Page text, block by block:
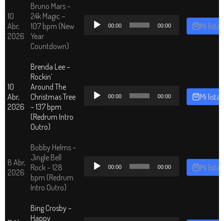
10
Abr,
2026
Bruno Mars –
24k Magic –
107 bpm (New
Year
Countdown)
Reproductor
00:00 00:00 Mi lista
10
Abr,
2026
Brenda Lee –
Rockin’
Around The
Christmas Tree
– 137 bpm
(Redrum Intro
Outro)
Reproductor
00:00 00:00 Mi lista
8 Abr,
2026
Bobby Helms –
Jingle Bell
Rock – 128
bpm (Redrum
Intro Outro)
Reproductor
00:00 00:00 Mi lista
Bing Crosby –
Happy